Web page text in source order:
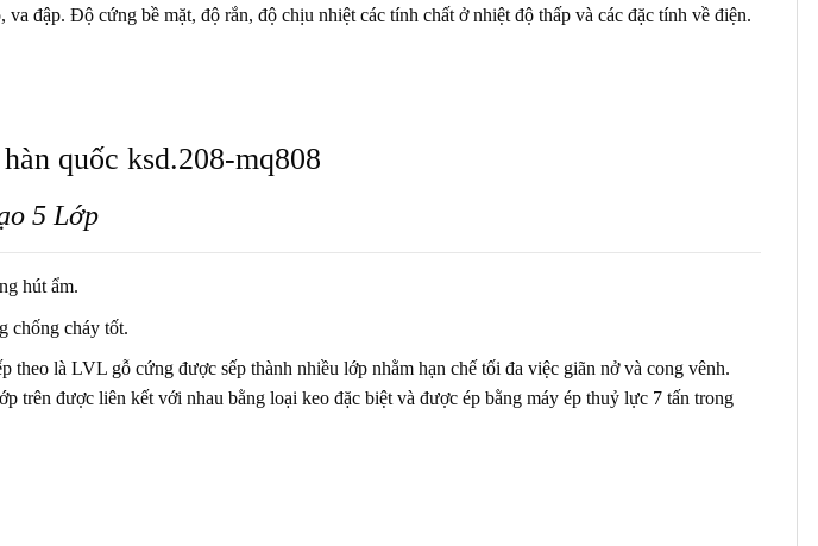
đập. Độ cứng bề mặt, độ rắn, độ chịu nhiệt các tính chất ở nhiệt độ thấp và các đặc tính về điện.
quốc ksd.208-mq808
5 Lớp
hút ẩm.
chống cháy tốt.
là LVL gỗ cứng được sếp thành nhiều lớp nhằm hạn chế tối đa việc giãn nở và cong vênh.
trên được liên kết với nhau bằng loại keo đặc biệt và được ép bằng máy ép thuỷ lực 7 tấn trong